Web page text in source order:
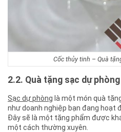
Cốc thủy tinh – Quà
2.2. Quà tặng sạc dự
Sạc dự phòng là một món quà
như doanh nghiệp bạn đang hoạt
Đây sẽ là một tặng phẩm được
một cách thường xuyên.